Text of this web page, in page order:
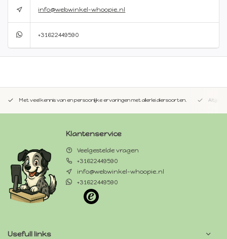
info@webwinkel-whoopie.nl
+31622449590
Met veel kennis van en persoonlijke ervaringen met allerlei diersoorten. Altijd
Klantenservice
Veelgestelde vragen
+31622449590
info@webwinkel-whoopie.nl
+31622449590
Usefull links